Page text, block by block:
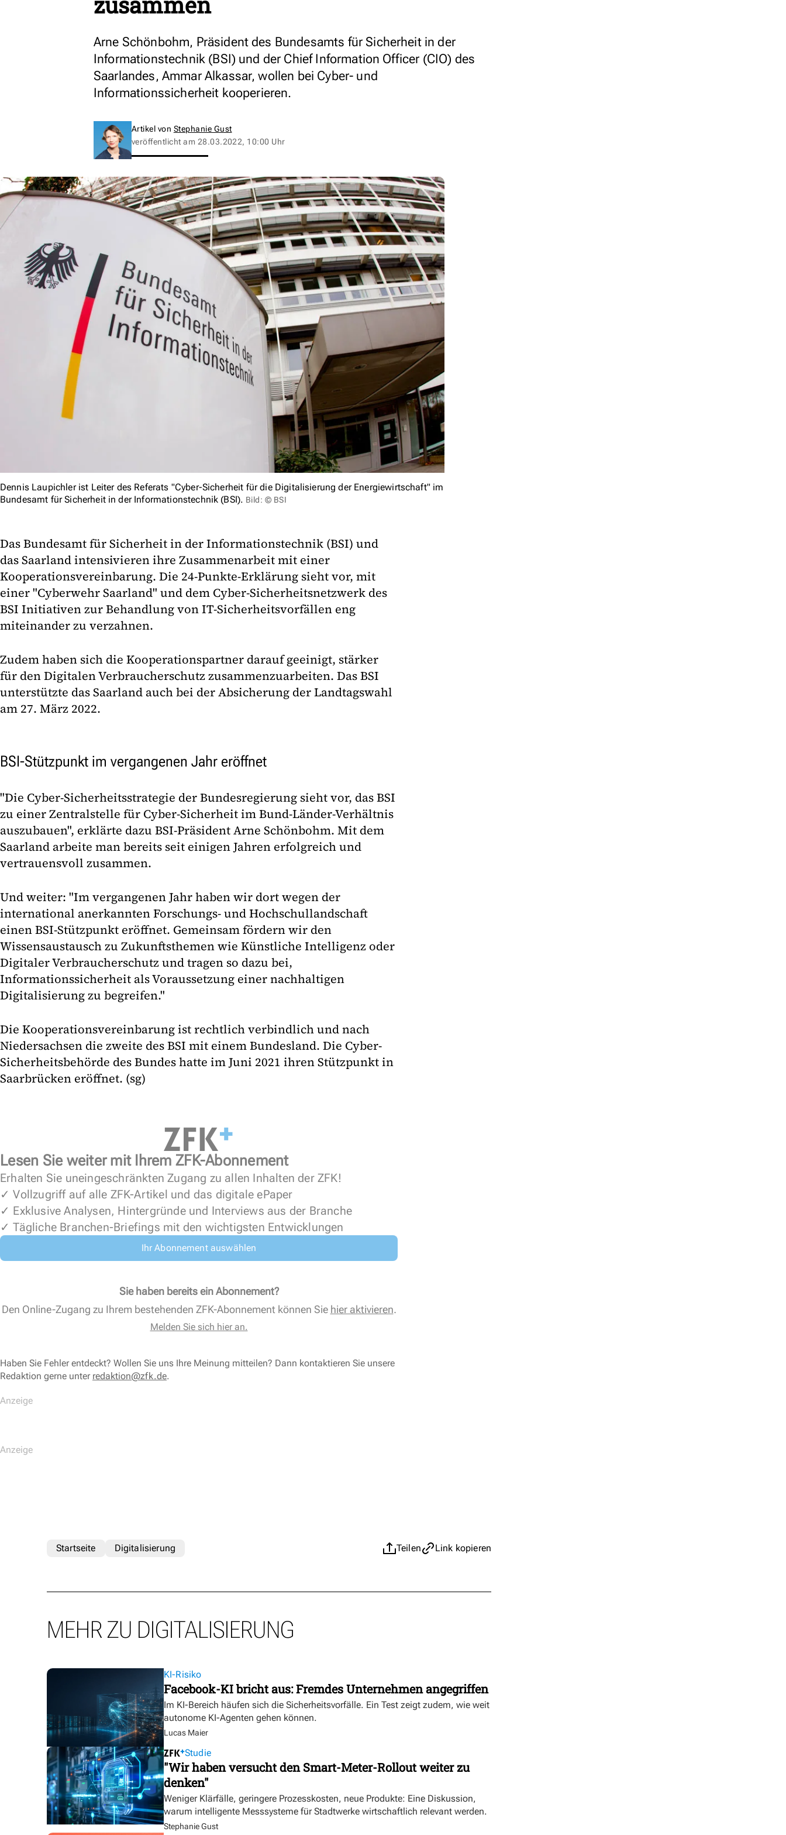
Arne Schönbohm, Präsident des Bundesamts für Sicherheit in der
Informationstechnik (BSI) und der Chief Information Officer (CIO) des
Saarlandes, Ammar Alkassar, wollen bei Cyber- und
Informationssicherheit kooperieren.
Artikel von Stephanie Gust
veröffentlicht am 28.03.2022, 10:00 Uhr
Dennis Laupichler ist Leiter des Referats "Cyber-Sicherheit für die Digitalisierung der Energiewirtschaft" im
Bundesamt für Sicherheit in der Informationstechnik (BSI). Bild: © BSI
Das Bundesamt für Sicherheit in der Informationstechnik (BSI) und
das Saarland intensivieren ihre Zusammenarbeit mit einer
Kooperationsvereinbarung. Die 24-Punkte-Erklärung sieht vor, mit
einer "Cyberwehr Saarland" und dem Cyber-Sicherheitsnetzwerk des
BSI Initiativen zur Behandlung von IT-Sicherheitsvorfällen eng
miteinander zu verzahnen.
Zudem haben sich die Kooperationspartner darauf geeinigt, stärker
für den Digitalen Verbraucherschutz zusammenzuarbeiten. Das BSI
unterstützte das Saarland auch bei der Absicherung der Landtagswahl
am 27. März 2022.
BSI-Stützpunkt im vergangenen Jahr eröffnet
"Die Cyber-Sicherheitsstrategie der Bundesregierung sieht vor, das BSI
zu einer Zentralstelle für Cyber-Sicherheit im Bund-Länder-Verhältnis
auszubauen", erklärte dazu BSI-Präsident Arne Schönbohm. Mit dem
Saarland arbeite man bereits seit einigen Jahren erfolgreich und
vertrauensvoll zusammen.
Und weiter: "Im vergangenen Jahr haben wir dort wegen der
international anerkannten Forschungs- und Hochschullandschaft
einen BSI-Stützpunkt eröffnet. Gemeinsam fördern wir den
Wissensaustausch zu Zukunftsthemen wie Künstliche Intelligenz oder
Digitaler Verbraucherschutz und tragen so dazu bei,
Informationssicherheit als Voraussetzung einer nachhaltigen
Digitalisierung zu begreifen."
Die Kooperationsvereinbarung ist rechtlich verbindlich und nach
Niedersachsen die zweite des BSI mit einem Bundesland. Die Cyber-
Sicherheitsbehörde des Bundes hatte im Juni 2021 ihren Stützpunkt in
Saarbrücken eröffnet. (sg)
Lesen Sie weiter mit Ihrem ZFK-Abonnement
Erhalten Sie uneingeschränkten Zugang zu allen Inhalten der ZFK!
✓ Vollzugriff auf alle ZFK-Artikel und das digitale ePaper
✓ Exklusive Analysen, Hintergründe und Interviews aus der Branche
✓ Tägliche Branchen-Briefings mit den wichtigsten Entwicklungen
Ihr Abonnement auswählen
Sie haben bereits ein Abonnement?
Den Online-Zugang zu Ihrem bestehenden ZFK-Abonnement können Sie hier aktivieren.
Melden Sie sich hier an.
Haben Sie Fehler entdeckt? Wollen Sie uns Ihre Meinung mitteilen? Dann kontaktieren Sie unsere
Redaktion gerne unter redaktion@zfk.de.
Teilen Link kopieren
Startseite Digitalisierung
MEHR ZU DIGITALISIERUNG
KI-Risiko
Facebook-KI bricht aus: Fremdes Unternehmen angegriffen
Im KI-Bereich häufen sich die Sicherheitsvorfälle. Ein Test zeigt zudem, wie weit
autonome KI-Agenten gehen können.
Lucas Maier
Studie
"Wir haben versucht den Smart-Meter-Rollout weiter zu
denken"
Weniger Klärfälle, geringere Prozesskosten, neue Produkte: Eine Diskussion,
warum intelligente Messsysteme für Stadtwerke wirtschaftlich relevant werden.
Stephanie Gust